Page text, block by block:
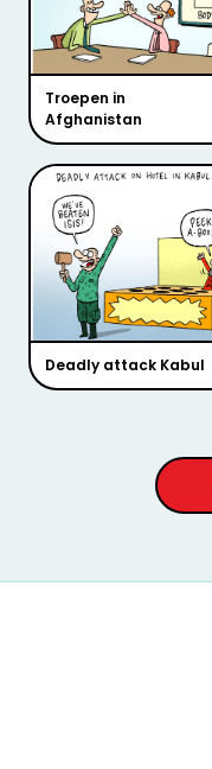
Troepen in
Afghanistan
Deadly attack Kabul